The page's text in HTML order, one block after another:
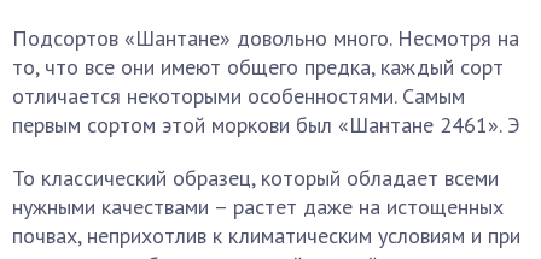
Подсортов «Шантане» довольно много. Несмотря на
то, что все они имеют общего предка, каждый сорт
отличается некоторыми особенностями. Самым
первым сортом этой моркови был «Шантане 2461». Э
То классический образец, который обладает всеми
нужными качествами – растет даже на истощенных
почвах, неприхотлив к климатическим условиям и при